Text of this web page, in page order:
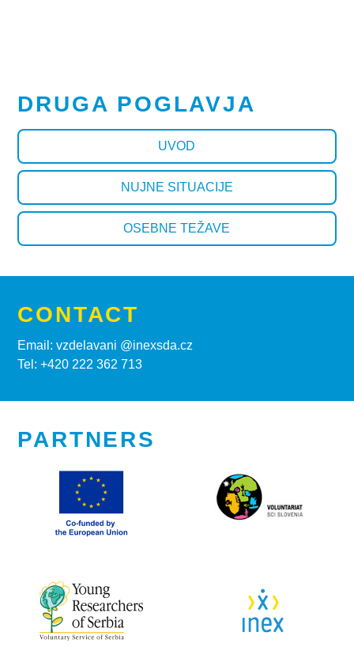
DRUGA POGLAVJA
UVOD
NUJNE SITUACIJE
OSEBNE TEŽAVE
CONTACT
Email: vzdelavani @inexsda.cz
Tel: +420 222 362 713
PARTNERS